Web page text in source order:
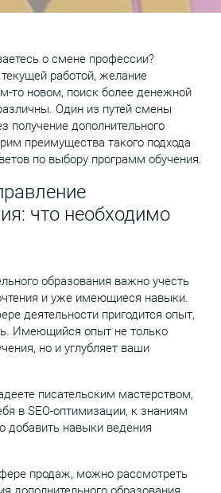
о смене профессии?
работой, желание
то новом, поиск более денежной
Один из путей смены
получение дополнительного
преимущества такого подхода
по выбору программ обучения.
что необходимо
образования важно учесть
и уже имеющиеся навыки.
деятельности пригодится опыт,
Имеющийся опыт не только
но и углубляет ваши
писательским мастерством,
в SEO-оптимизации, к знаниям
добавить навыки ведения
продаж, можно рассмотреть